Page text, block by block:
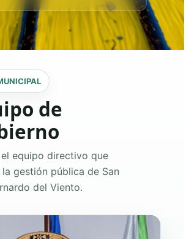
de
equipo directivo que
gestión pública de San
del Viento.